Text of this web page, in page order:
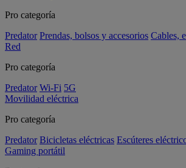
Pro categoría
Predator Prendas, bolsos y accesorios Cables,
Red
Pro categoría
Predator Wi-Fi 5G
Movilidad eléctrica
Pro categoría
Predator Bicicletas eléctricas Escúteres
Gaming portátil